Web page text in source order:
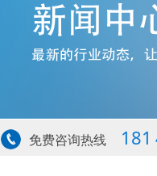
免费咨询热线